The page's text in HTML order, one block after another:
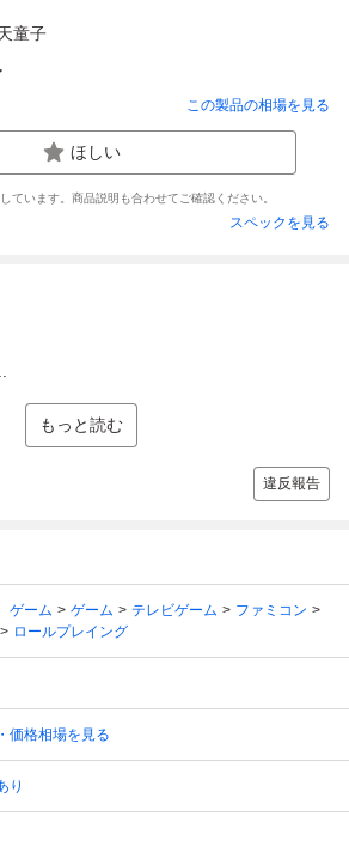
童子
この製品の相場を見る
ほしい
ています。商品説明も合わせてご確認ください。
スペックを見る
もっと読む
違反報告
ゲーム ゲーム テレビゲーム
ファミコン
ロールプレイング
価格相場を見る
り